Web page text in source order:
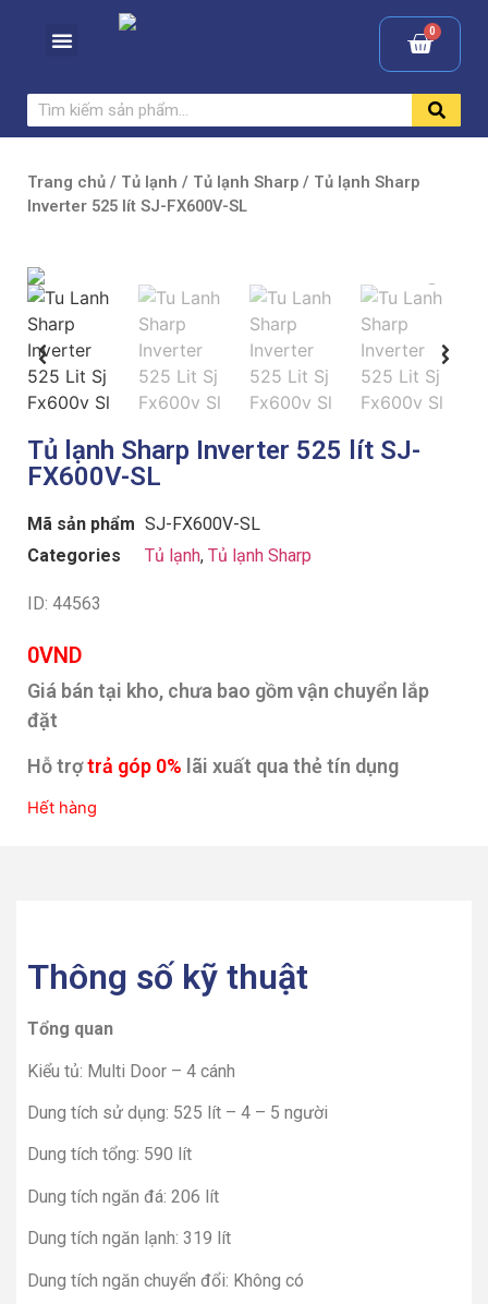
Trang chủ / Tủ lạnh / Tủ lạnh Sharp / Tủ lạnh Sharp
Inverter 525 lít SJ-FX600V-SL
Tủ lạnh Sharp Inverter 525 lít SJ-
FX600V-SL
Mã sản phẩm SJ-FX600V-SL
Categories
Tủ lạnh, Tủ lạnh Sharp
ID: 44563
0VND
Giá bán tại kho, chưa bao gồm vận chuyển lắp
đặt
Hỗ trợtrả góp 0% lãi xuất qua thẻ tín dụng
Hết hàng
Thông số kỹ thuật
Tổng quan
Kiểu tủ: Multi Door – 4 cánh
Dung tích sử dụng: 525 lít – 4 – 5 người
Dung tích tổng: 590 lít
Dung tích ngăn đá: 206 lít
Dung tích ngăn lạnh: 319 lít
Dung tích ngăn chuyển đổi: Không có